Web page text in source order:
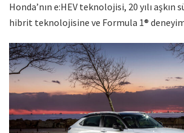
Honda’nın e:HEV teknolojisi, 20 yılı
hibrit teknolojisine ve Formula 1®